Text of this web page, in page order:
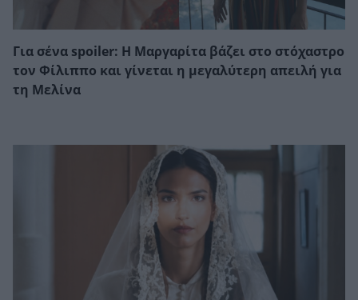
Για σένα spoiler: Η Μαργαρίτα βάζει στο στόχαστρο
τον Φίλιππο και γίνεται η μεγαλύτερη απειλή για
τη Μελίνα